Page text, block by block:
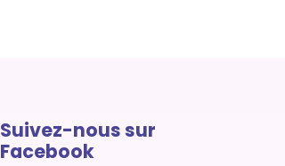
Suivez-nous sur
Facebook